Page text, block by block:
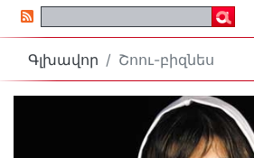
Գլխավոր Շոու-բիզնես